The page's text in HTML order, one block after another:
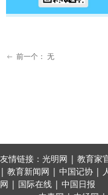
ꂃ 前一个： 无
友情链接：光明网 | 教育
| 教育新闻网 | 中国记协 |
网 | 国际在线 | 中国日报